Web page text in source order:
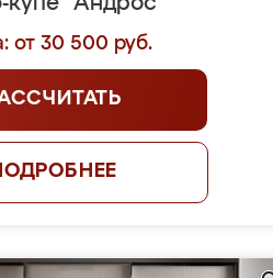
от 30 500 руб.